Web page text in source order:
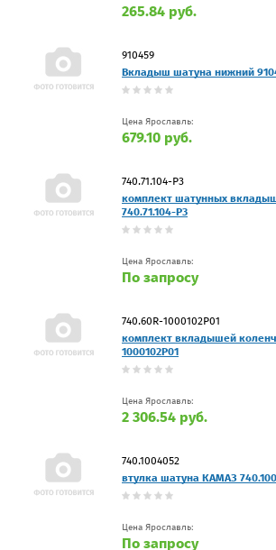
265.84 руб.
910459
Вкладыш шатуна нижний
Цена Ярославль:
679.10 руб.
740.71.104-Р3
комплект шатунных
740.71.104-Р3
Цена Ярославль:
По запросу
740.60R-1000102P01
комплект вкладышей
1000102P01
Цена Ярославль:
2 306.54 руб.
740.1004052
втулка шатуна КАМАЗ
Цена Ярославль:
По запросу